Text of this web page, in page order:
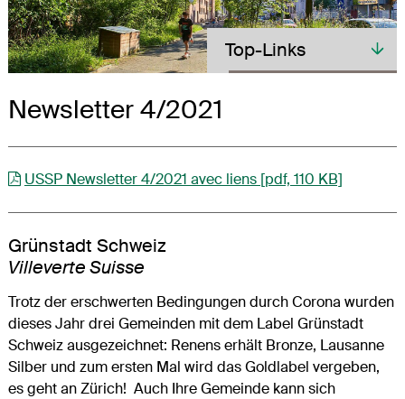
Toplinks
Top-Links
Newsletter 4/2021
USSP Newsletter 4/2021 avec liens [pdf, 110 KB]
Grünstadt Schweiz
Villeverte Suisse
Trotz der erschwerten Bedingungen durch Corona wurden
dieses Jahr drei Gemeinden mit dem Label Grünstadt
Schweiz ausgezeichnet: Renens erhält Bronze, Lausanne
Silber und zum ersten Mal wird das Goldlabel vergeben,
es geht an Zürich! Auch Ihre Gemeinde kann sich